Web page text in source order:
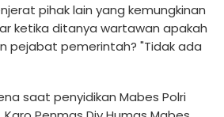
pihak lain yang kemungkinan
ketika ditanya wartawan apakah
pejabat pemerintah? "Tidak ada
saat penyidikan Mabes Polri